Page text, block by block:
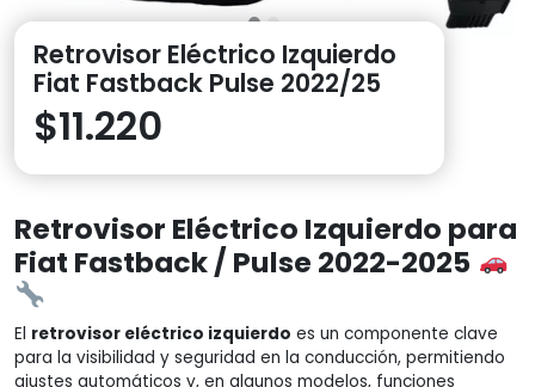
Retrovisor Eléctrico Izquierdo
Fiat Fastback Pulse 2022/25
$11.220
Retrovisor Eléctrico Izquierdo para
Fiat Fastback / Pulse 2022-2025
El retrovisor eléctrico izquierdo es un componente clave
para la visibilidad y seguridad en la conducción, permitiendo
ajustes automáticos y, en algunos modelos, funciones